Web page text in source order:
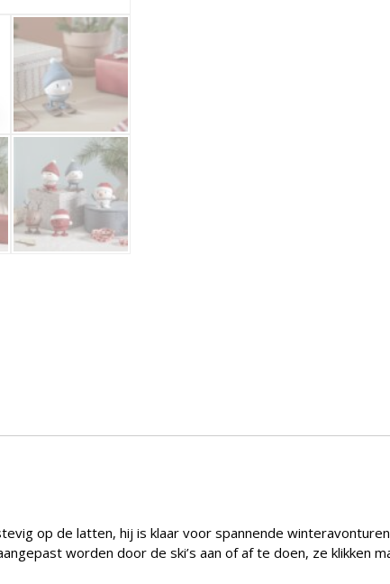
op de latten, hij is klaar voor spannende
worden door de ski’s aan of af te doen, ze klikken